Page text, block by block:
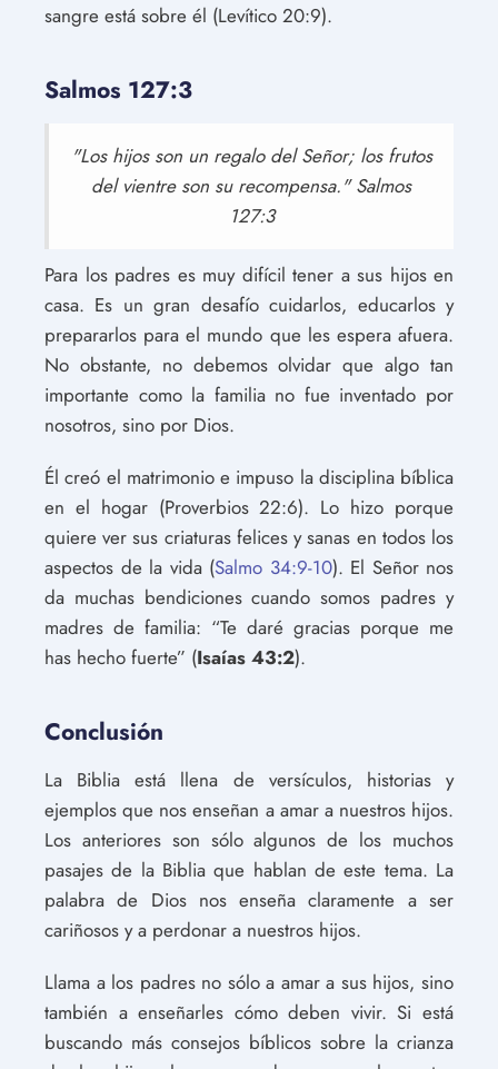
sangre está sobre él (Levítico 20:9).
Salmos 127:3
"Los hijos son un regalo del Señor; los frutos
del vientre son su recompensa." Salmos
127:3
Para los padres es muy difícil tener a sus hijos en
casa. Es un gran desafío cuidarlos, educarlos y
prepararlos para el mundo que les espera afuera.
No obstante, no debemos olvidar que algo tan
importante como la familia no fue inventado por
nosotros, sino por Dios.
Él creó el matrimonio e impuso la disciplina bíblica
en el hogar (Proverbios 22:6). Lo hizo porque
quiere ver sus criaturas felices y sanas en todos los
aspectos de la vida (Salmo 34:9-10). El Señor nos
da muchas bendiciones cuando somos padres y
madres de familia: “Te daré gracias porque me
has hecho fuerte” (Isaías 43:2).
Conclusión
La Biblia está llena de versículos, historias y
ejemplos que nos enseñan a amar a nuestros hijos.
Los anteriores son sólo algunos de los muchos
pasajes de la Biblia que hablan de este tema. La
palabra de Dios nos enseña claramente a ser
cariñosos y a perdonar a nuestros hijos.
Llama a los padres no sólo a amar a sus hijos, sino
también a enseñarles cómo deben vivir. Si está
buscando más consejos bíblicos sobre la crianza